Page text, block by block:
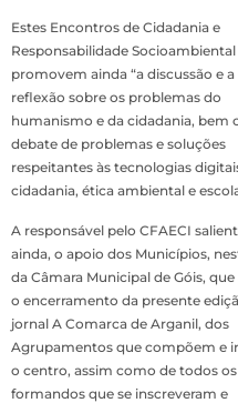
Estes Encontros de Cidadania e
Responsabilidade Socioambiental
promovem ainda “a discussão e a
reflexão sobre os problemas do
humanismo e da cidadania, bem
debate de problemas e soluções
respeitantes às tecnologias
cidadania, ética ambiental e
A responsável pelo CFAECI
ainda, o apoio dos Municípios,
da Câmara Municipal de Góis,
o encerramento da presente
jornal A Comarca de Arganil, dos
Agrupamentos que compõem e
o centro, assim como de todos os
formandos que se inscreveram e